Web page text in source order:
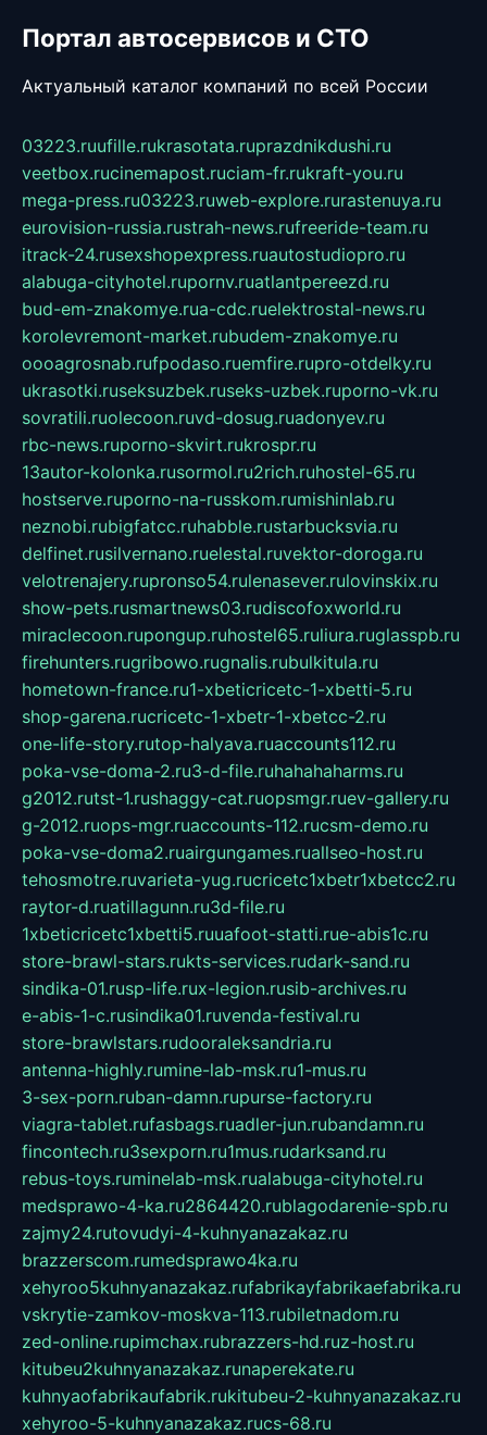
Портал автосервисов и СТО
Актуальный каталог компаний по всей России
03223.ruufille.rukrasotata.ruprazdnikdushi.ru
veetbox.rucinemapost.ruciam-fr.rukraft-you.ru
mega-press.ru03223.ruweb-explore.rurastenuya.ru
eurovision-russia.rustrah-news.rufreeride-team.ru
itrack-24.rusexshopexpress.ruautostudiopro.ru
alabuga-cityhotel.rupornv.ruatlantpereezd.ru
bud-em-znakomye.rua-cdc.ruelektrostal-news.ru
korolevremont-market.rubudem-znakomye.ru
oooagrosnab.rufpodaso.ruemfire.rupro-otdelky.ru
ukrasotki.ruseksuzbek.ruseks-uzbek.ruporno-vk.ru
sovratili.ruolecoon.ruvd-dosug.ruadonyev.ru
rbc-news.ruporno-skvirt.rukrospr.ru
13autor-kolonka.rusormol.ru2rich.ruhostel-65.ru
hostserve.ruporno-na-russkom.rumishinlab.ru
neznobi.rubigfatcc.ruhabble.rustarbucksvia.ru
delfinet.rusilvernano.ruelestal.ruvektor-doroga.ru
velotrenajery.rupronso54.rulenasever.rulovinskix.ru
show-pets.rusmartnews03.rudiscofoxworld.ru
miraclecoon.rupongup.ruhostel65.ruliura.ruglasspb.ru
firehunters.rugribowo.rugnalis.rubulkitula.ru
hometown-france.ru1-xbeticricetc-1-xbetti-5.ru
shop-garena.rucricetc-1-xbetr-1-xbetcc-2.ru
one-life-story.rutop-halyava.ruaccounts112.ru
poka-vse-doma-2.ru3-d-file.ruhahahaharms.ru
g2012.rutst-1.rushaggy-cat.ruopsmgr.ruev-gallery.ru
g-2012.ruops-mgr.ruaccounts-112.rucsm-demo.ru
poka-vse-doma2.ruairgungames.ruallseo-host.ru
tehosmotre.ruvarieta-yug.rucricetc1xbetr1xbetcc2.ru
raytor-d.ruatillagunn.ru3d-file.ru
1xbeticricetc1xbetti5.ruuafoot-statti.rue-abis1c.ru
store-brawl-stars.rukts-services.rudark-sand.ru
sindika-01.rusp-life.rux-legion.rusib-archives.ru
e-abis-1-c.rusindika01.ruvenda-festival.ru
store-brawlstars.rudooraleksandria.ru
antenna-highly.rumine-lab-msk.ru1-mus.ru
3-sex-porn.ruban-damn.rupurse-factory.ru
viagra-tablet.rufasbags.ruadler-jun.rubandamn.ru
fincontech.ru3sexporn.ru1mus.rudarksand.ru
rebus-toys.ruminelab-msk.rualabuga-cityhotel.ru
medsprawo-4-ka.ru2864420.rublagodarenie-spb.ru
zajmy24.rutovudyi-4-kuhnyanazakaz.ru
brazzerscom.rumedsprawo4ka.ru
xehyroo5kuhnyanazakaz.rufabrikayfabrikaefabrika.ru
vskrytie-zamkov-moskva-113.rubiletnadom.ru
zed-online.rupimchax.rubrazzers-hd.ruz-host.ru
kitubeu2kuhnyanazakaz.runaperekate.ru
kuhnyaofabrikaufabrik.rukitubeu-2-kuhnyanazakaz.ru
xehyroo-5-kuhnyanazakaz.rucs-68.ru